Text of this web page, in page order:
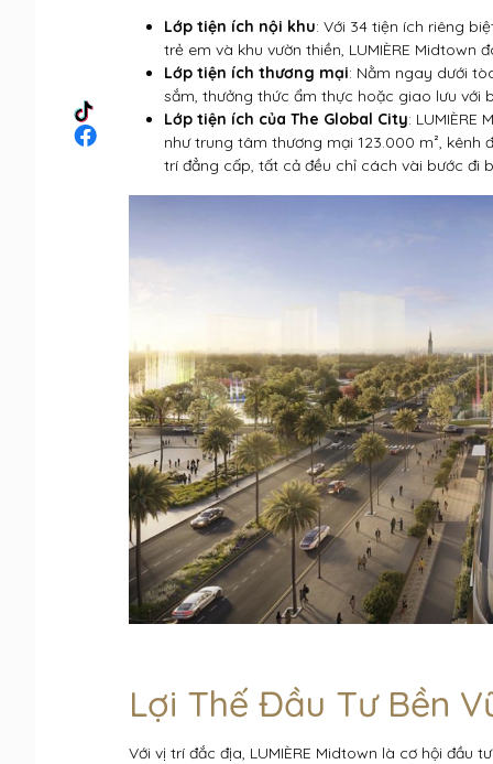
Lớp tiện ích nội khu: Với 34 tiện ích riêng
trẻ em và khu vườn thiền, LUMIÈRE
Lớp tiện ích thương mại: Nằm ngay dưới
sắm, thưởng thức ẩm thực hoặc giao lưu với
Lớp tiện ích của The Global City:
như trung tâm thương mại 123.000 m²,
trí đẳng cấp, tất cả đều chỉ cách vài bước đi
Lợi Thế Đầu Tư Bền
Với vị trí đắc địa, LUMIÈRE Midtown là cơ hội